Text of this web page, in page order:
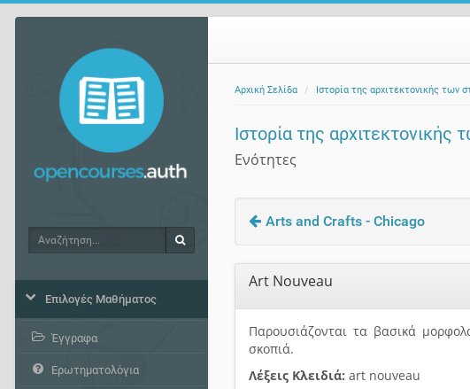
Αρχική Σελίδα Ιστορία της αρχιτεκτονικής των
Ιστορία της αρχιτεκτονικής
Ενότητες
Arts and Crafts - Chicago
Art Nouveau
Παρουσιάζονται τα βασικά
σκοπιά.
Λέξεις Κλειδιά:art nouveau
Αναζήτηση
Επιλογές Μαθήματος
Έγγραφα
Ερωτηματολόγια